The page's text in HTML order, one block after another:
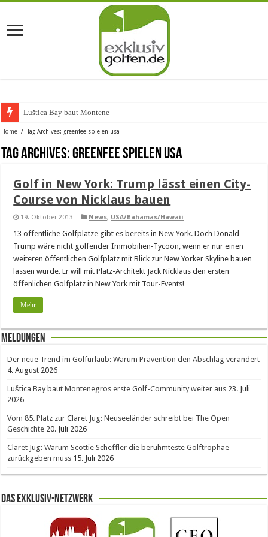
Luštica Bay baut Montenegros
Home / Tag Archives: greenfee spielen usa
Tag Archives:greenfee spielen usa
Golf in New York: Trump lässt einen City-
Course von Nicklaus bauen
19. Oktober 2013 News, USA/Bahamas/Hawaii
13 öffentliche Golfplätze gibt es bereits in New York. Doch Donald
Trump wäre nicht golfender Immobilien-Tycoon, wenn er nur einen
weiteren öffentlichen Golfplatz mit Blick zur New Yorker Skyline bauen
lassen würde. Er will mit Platz-Architekt Jack Nicklaus den ersten
öffenlichen Golfplatz in New York mit Tour-Events!
Mehr
Meldungen
Der neue Trend im Golfurlaub: Warum Prävention den Abschlag verändert
4. August 2026
Luštica Bay baut Montenegros erste Golf-Community weiter aus 23. Juli
2026
Vom 85. Platz zur Claret Jug: Neuseeländer schreibt bei The Open
Geschichte 20. Juli 2026
Claret Jug: Warum Scottie Scheffler die berühmteste Golftrophäe
zurückgeben muss 15. Juli 2026
Das Exklusiv-Netzwerk